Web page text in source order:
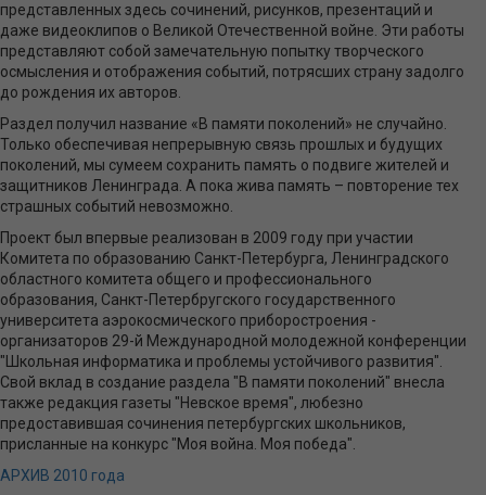
представленных здесь сочинений, рисунков, презентаций и
даже видеоклипов о Великой Отечественной войне. Эти работы
представляют собой замечательную попытку творческого
осмысления и отображения событий, потрясших страну задолго
до рождения их авторов.
Раздел получил название «В памяти поколений» не случайно.
Только обеспечивая непрерывную связь прошлых и будущих
поколений, мы сумеем сохранить память о подвиге жителей и
защитников Ленинграда. А пока жива память – повторение тех
страшных событий невозможно.
Проект был впервые реализован в 2009 году при участии
Комитета по образованию Санкт-Петербурга, Ленинградского
областного комитета общего и профессионального
образования, Санкт-Петербругского государственного
университета аэрокосмического приборостроения -
организаторов 29-й Международной молодежной конференции
"Школьная информатика и проблемы устойчивого развития".
Свой вклад в создание раздела "В памяти поколений" внесла
также редакция газеты "Невское время", любезно
предоставившая сочинения петербургских школьников,
присланные на конкурс "Моя война. Моя победа".
АРХИВ 2010 года